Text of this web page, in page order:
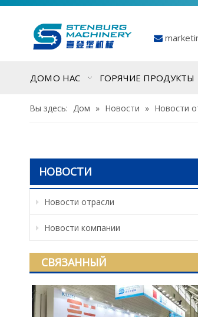

ДОМО НАС ГОРЯЧИЕ ПРОДУКТЫ
Вы здесь: Дом » Новости » Новости
НОВОСТИ
Новости отрасли
Новости компании
СВЯЗАННЫЙ